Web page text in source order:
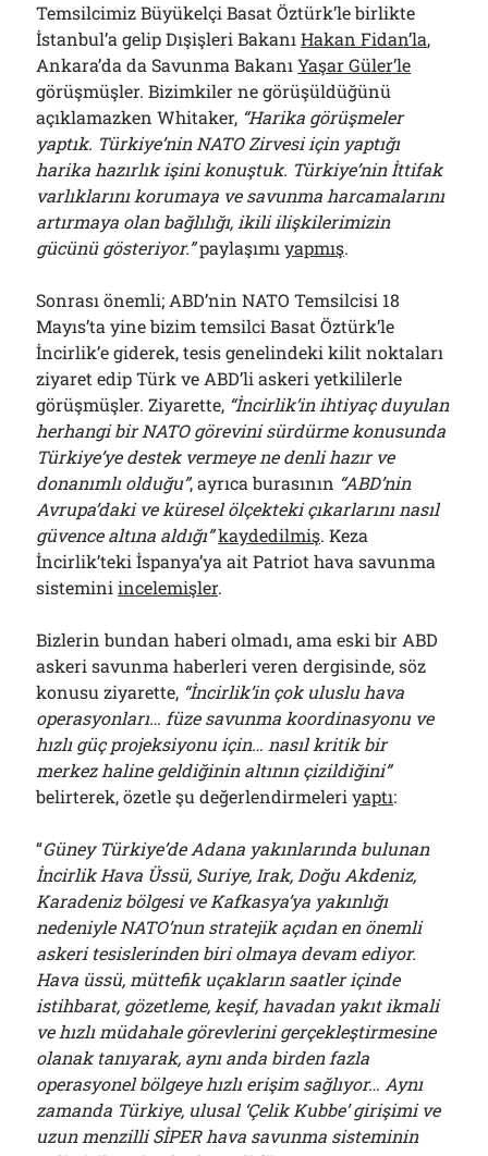
Temsilcimiz Büyükelçi Basat Öztürk’le birlikte
İstanbul’a gelip Dışişleri BakanıHakan Fidan’la,
Ankara’da da Savunma BakanıYaşar Güler’le
görüşmüşler. Bizimkiler ne görüşüldüğünü
açıklamazken Whitaker, “Harika görüşmeler
yaptık. Türkiye’nin NATO Zirvesi için yaptığı
harika hazırlık işini konuştuk. Türkiye’nin İttifak
varlıklarını korumaya ve savunma harcamalarını
artırmaya olan bağlılığı, ikili ilişkilerimizin
gücünü gösteriyor.”paylaşımıyapmış.
Sonrası önemli; ABD’nin NATO Temsilcisi 18
Mayıs’ta yine bizim temsilci Basat Öztürk’le
İncirlik’e giderek, tesis genelindeki kilit noktaları
ziyaret edip Türk ve ABD’li askeri yetkililerle
görüşmüşler. Ziyarette, “İncirlik’in ihtiyaç duyulan
herhangi bir NATO görevini sürdürme konusunda
Türkiye’ye destek vermeye ne denli hazır ve
donanımlı olduğu”, ayrıca burasının “ABD’nin
Avrupa’daki ve küresel ölçekteki çıkarlarını nasıl
güvence altına aldığı”kaydedilmiş. Keza
İncirlik’teki İspanya’ya ait Patriot hava savunma
sisteminiincelemişler.
Bizlerin bundan haberi olmadı, ama eski bir ABD
askeri savunma haberleri veren dergisinde, söz
konusu ziyarette, “İncirlik’in çok uluslu hava
operasyonları… füze savunma koordinasyonu ve
hızlı güç projeksiyonu için… nasıl kritik bir
merkez haline geldiğinin altının çizildiğini”
belirterek, özetle şu değerlendirmeleriyaptı:
“Güney Türkiye’de Adana yakınlarında bulunan
İncirlik Hava Üssü, Suriye, Irak, Doğu Akdeniz,
Karadeniz bölgesi ve Kafkasya’ya yakınlığı
nedeniyle NATO’nun stratejik açıdan en önemli
askeri tesislerinden biri olmaya devam ediyor.
Hava üssü, müttefik uçakların saatler içinde
istihbarat, gözetleme, keşif, havadan yakıt ikmali
ve hızlı müdahale görevlerini gerçekleştirmesine
olanak tanıyarak, aynı anda birden fazla
operasyonel bölgeye hızlı erişim sağlıyor… Aynı
zamanda Türkiye, ulusal ‘Çelik Kubbe’ girişimi ve
uzun menzilli SİPER hava savunma sisteminin